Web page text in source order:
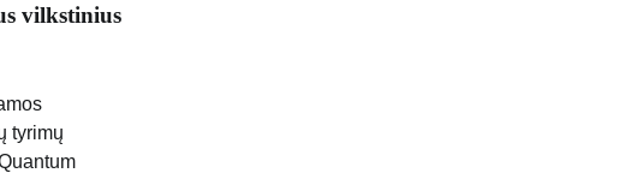
vilkstinius
tyrimų